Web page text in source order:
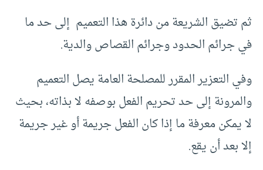
ثم تضيق الشريعة من دائرة هذا التعميم إلى حد ما
في جرائم الحدود وجرائم القصاص والدية.
وفي التعزير المقرر للمصلحة العامة يصل التعميم
والمرونة إلى حد تحريم الفعل بوصفه لا بذاته، بحيث
لا يمكن معرفة ما إذا كان الفعل جريمة أو غير جريمة
إلا بعد أن يقع.